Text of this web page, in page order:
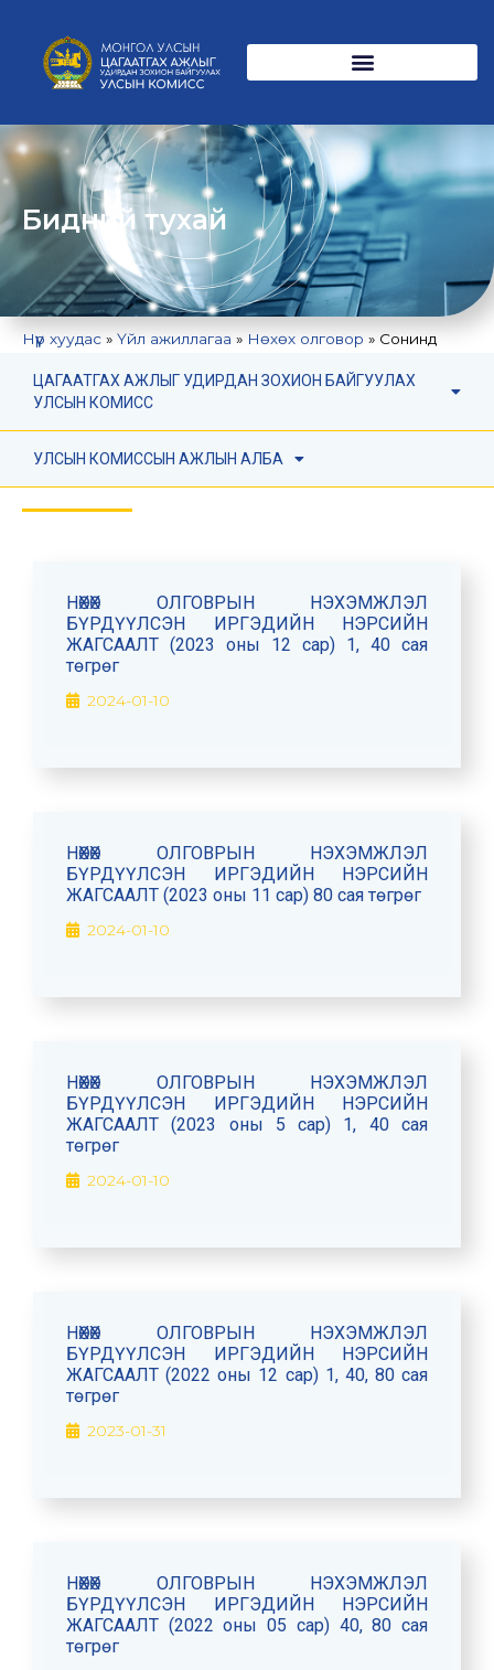
Бидний тухай
Нүүр хуудас » Үйл ажиллагаа » Нөхөх олговор » Сонинд
ЦАГААТГАХ АЖЛЫГ УДИРДАН ЗОХИОН БАЙГУУЛАХ
УЛСЫН КОМИСС
УЛСЫН КОМИССЫН АЖЛЫН АЛБА
СОНИНД НИЙТЛЭГДСЭН ИРГЭДИЙН НЭРС
НӨХӨХ ОЛГОВРЫН НЭХЭМЖЛЭЛ
БҮРДҮҮЛСЭН ИРГЭДИЙН НЭРСИЙН
ЖАГСААЛТ (2023 оны 12 сар) 1, 40 сая
төгрөг
2024-01-10
НӨХӨХ ОЛГОВРЫН НЭХЭМЖЛЭЛ
БҮРДҮҮЛСЭН ИРГЭДИЙН НЭРСИЙН
ЖАГСААЛТ (2023 оны 11 сар) 80 сая төгрөг
2024-01-10
НӨХӨХ ОЛГОВРЫН НЭХЭМЖЛЭЛ
БҮРДҮҮЛСЭН ИРГЭДИЙН НЭРСИЙН
ЖАГСААЛТ (2023 оны 5 сар) 1, 40 сая
төгрөг
2024-01-10
НӨХӨХ ОЛГОВРЫН НЭХЭМЖЛЭЛ
БҮРДҮҮЛСЭН ИРГЭДИЙН НЭРСИЙН
ЖАГСААЛТ (2022 оны 12 сар) 1, 40, 80 сая
төгрөг
2023-01-31
НӨХӨХ ОЛГОВРЫН НЭХЭМЖЛЭЛ
БҮРДҮҮЛСЭН ИРГЭДИЙН НЭРСИЙН
ЖАГСААЛТ (2022 оны 05 сар) 40, 80 сая
төгрөг